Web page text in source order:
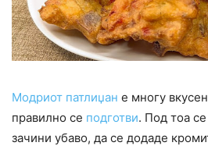
Модриот патлиџан е многу
правилно се подготви. Под тоа
зачини убаво, да се додаде